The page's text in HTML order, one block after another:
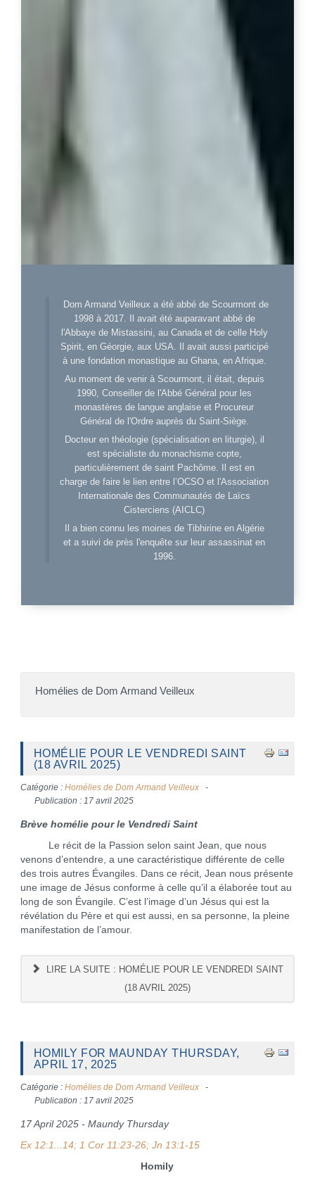
Dom Armand Veilleux a été abbé de Scourmont de
1998 à 2017. Il avait été auparavant abbé de
l'Abbaye de Mistassini, au Canada et de celle Holy
Spirit, en Géorgie, aux USA. Il avait aussi participé
à une fondation monastique au Ghana, en Afrique.
Au moment de venir à Scourmont, il était, depuis
1990, Conseiller de l'Abbé Général pour les
monastères de langue anglaise et Procureur
Général de l'Ordre auprès du Saint-Siège.
Docteur en théologie (spécialisation en liturgie), il
est spécialiste du monachisme copte,
particulièrement de saint Pachôme. Il est en
charge de faire le lien entre l’OCSO et l'Association
Internationale des Communautés de Laïcs
Cisterciens (AICLC)
Il a bien connu les moines de Tibhirine en Algérie
et a suivi de près l'enquête sur leur assassinat en
1996.
Homélies de Dom Armand Veilleux
HOMÉLIE POUR LE VENDREDI SAINT
(18 AVRIL 2025)
Catégorie : Homélies de Dom Armand Veilleux
Publication : 17 avril 2025
Brève homélie pour le Vendredi Saint
Le récit de la Passion selon saint Jean, que nous
venons d’entendre, a une caractéristique différente de celle
des trois autres Évangiles. Dans ce récit, Jean nous présente
une image de Jésus conforme à celle qu’il a élaborée tout au
long de son Évangile. C’est l’image d’un Jésus qui est la
révélation du Père et qui est aussi, en sa personne, la pleine
manifestation de l’amour.
LIRE LA SUITE : HOMÉLIE POUR LE VENDREDI SAINT
(18 AVRIL 2025)
HOMILY FOR MAUNDAY THURSDAY,
APRIL 17, 2025
Catégorie : Homélies de Dom Armand Veilleux
Publication : 17 avril 2025
17 April 2025 - Maundy Thursday
Ex 12:1...14; 1 Cor 11:23-26; Jn 13:1-15
Homily